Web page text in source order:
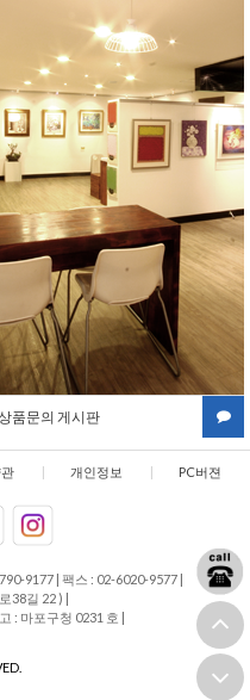
품문의 게시판
| 개인정보 | PC버젼
9177 | 팩스 : 02-6020-9577 |
38길 22 ) |
: 마포구청 0231 호 |